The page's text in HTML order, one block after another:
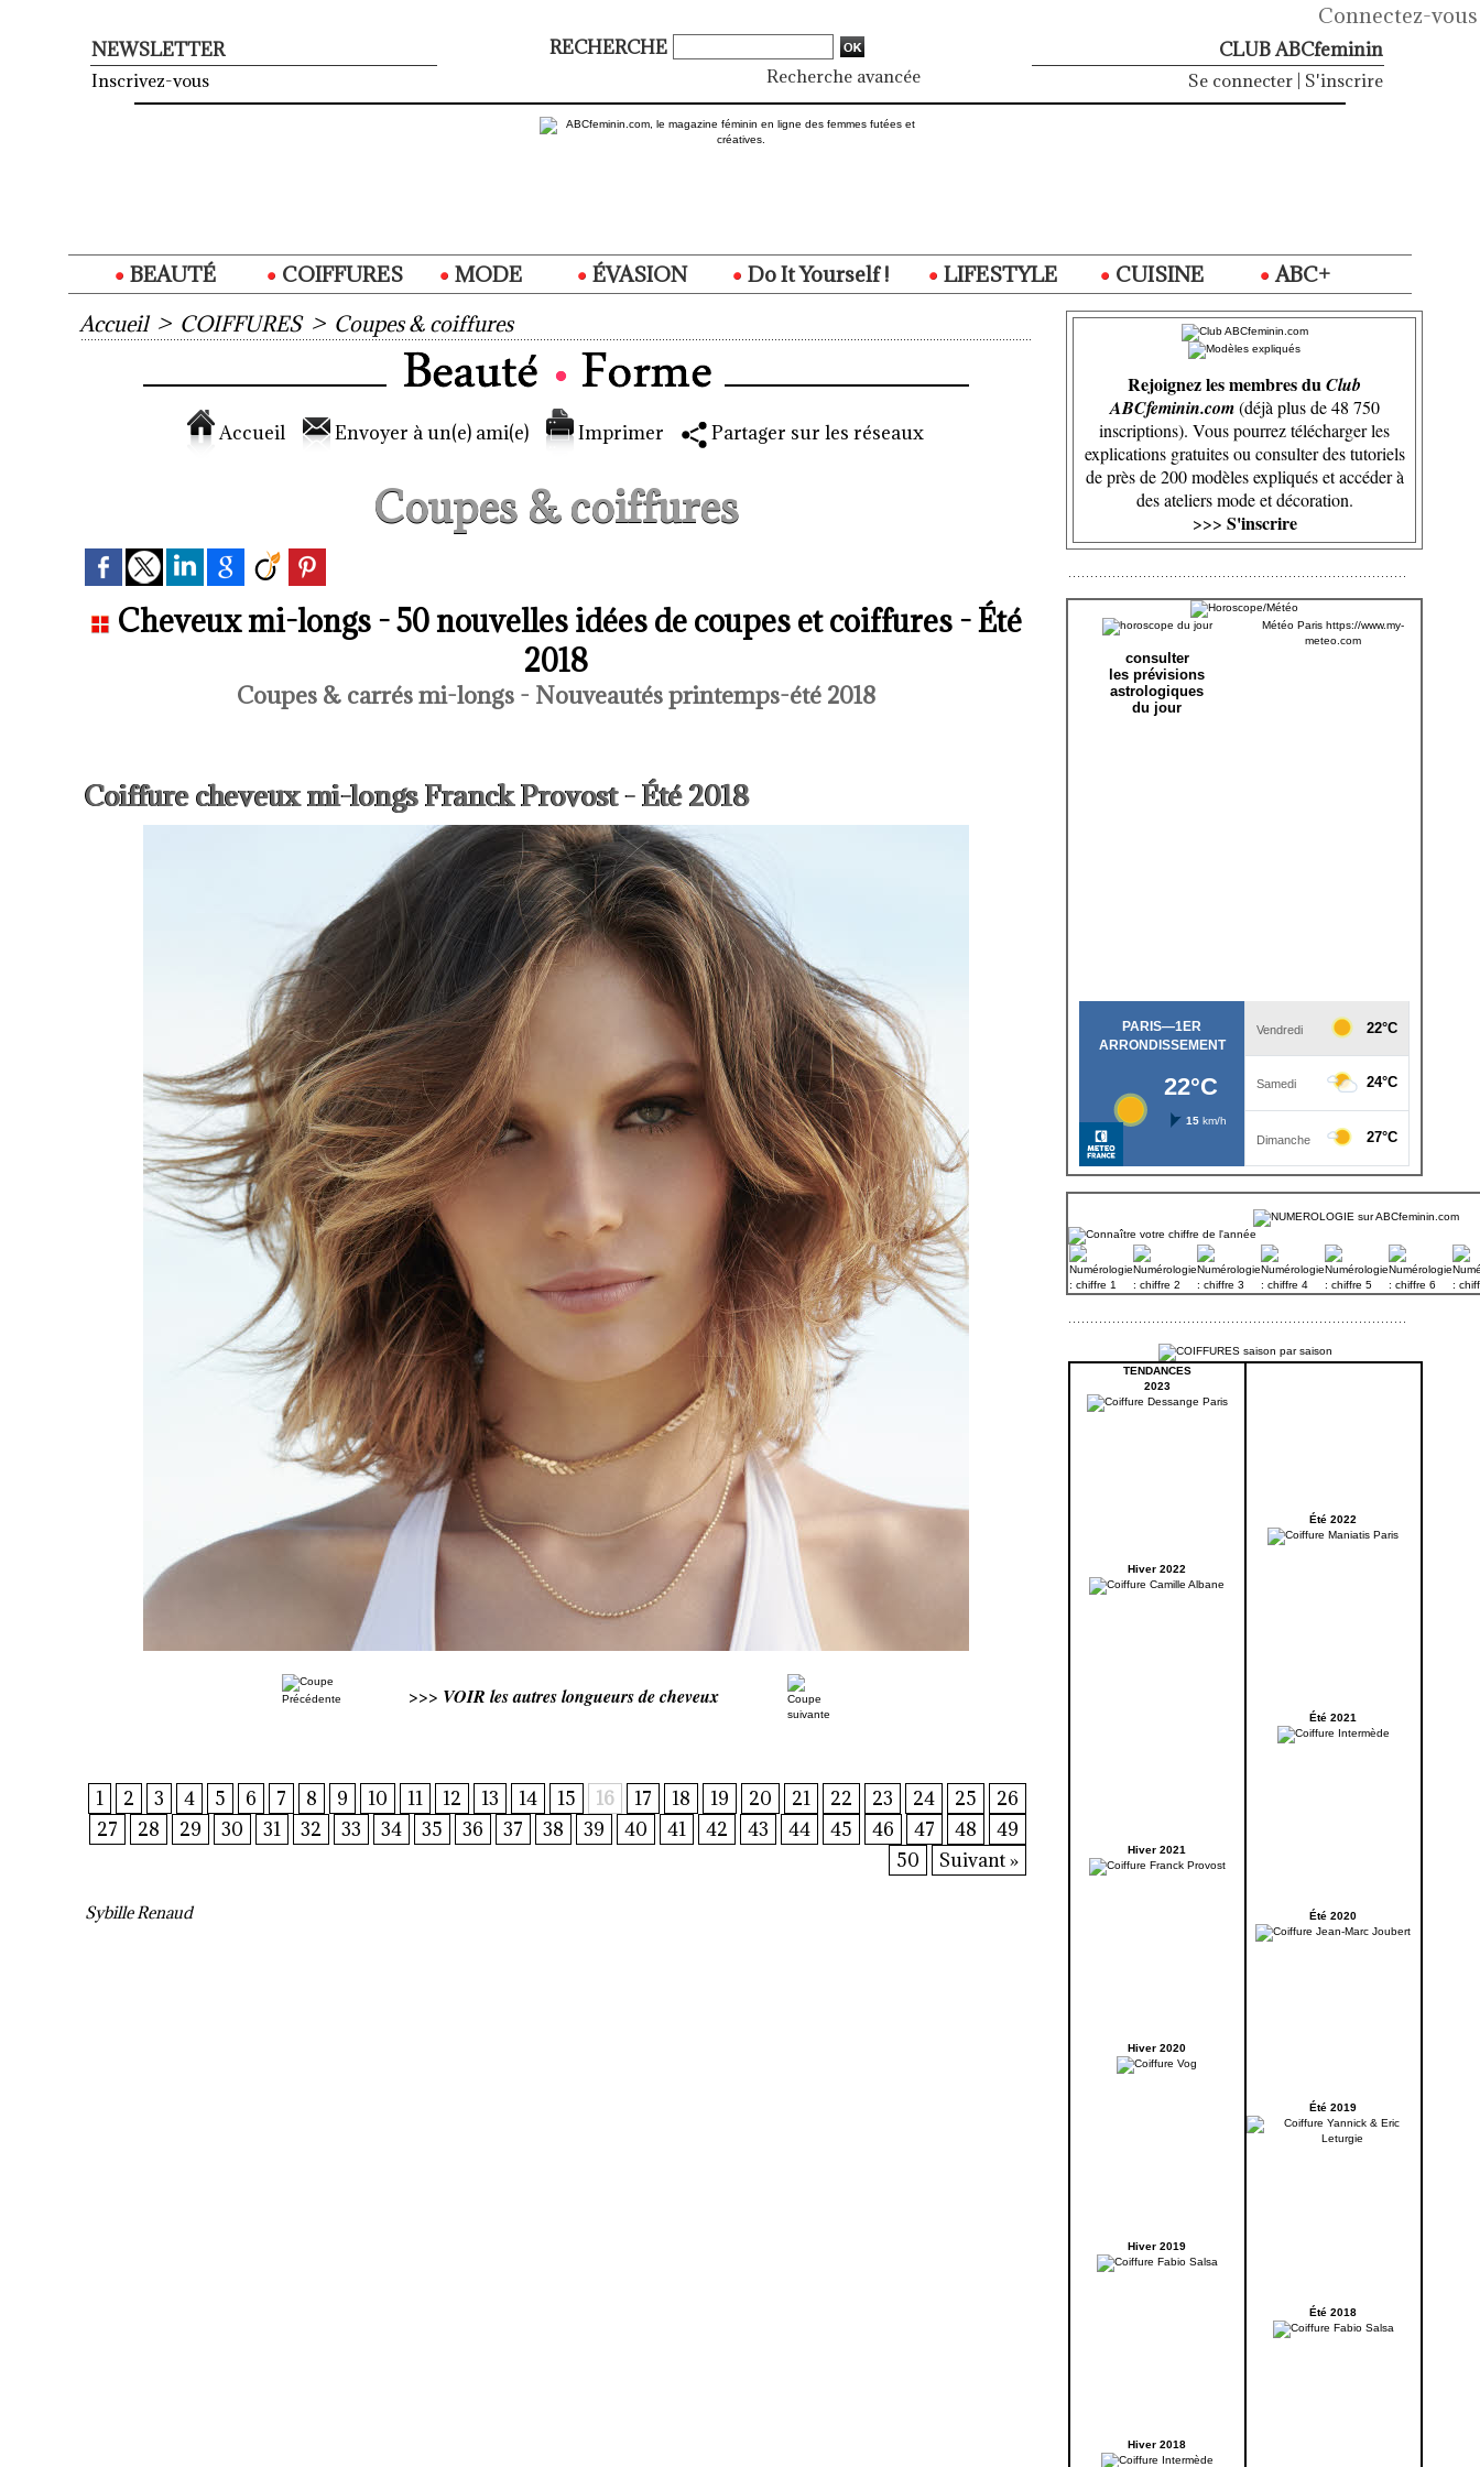
Connectez-vous
NEWSLETTER
Inscrivez-vous
RECHERCHE
Recherche avancée
CLUB ABCfeminin
Se connecter S'inscrire
BEAUTÉ COIFFURES MODE ÉVASION Do It Yourself ! LIFESTYLE CUISINE
ABC+
Accueil > COIFFURES > Coupes & coiffures
Accueil Envoyer à un(e) ami(e) Imprimer Partager sur les réseaux
Coupes & coiffures
Cheveux mi-longs - 50 nouvelles idées de coupes et coiffures - Été
2018
Coupes & carrés mi-longs - Nouveautés printemps-été 2018
Coiffure cheveux mi-longs Franck Provost - Été 2018
>>> VOIR les autres longueurs de cheveux
1 2 3 4 5 6 7 8 9 10 11 12 13 14 15 16 17 18 19 20 21 22 23 24 25
26
27
28 29 30 31 32 33 34 35 36 37 38 39 40 41 42 43 44 45 46 47 48
49
50
Suivant »
Sybille Renaud
Rejoignez les membres duClub
ABCfeminin.com(déjà plus de 48 750
inscriptions). Vous pourrez télécharger les
explications gratuites ou consulter des tutoriels
de près de 200 modèles expliqués et accéder à
des ateliers mode et décoration.
>>> S'inscrire
consulter
les prévisions
astrologiques
du jour
Météo Paris https://www.my-
meteo.com
TENDANCES
2023
Hiver 2022
Hiver 2021
Hiver 2020
Hiver 2019
Hiver 2018
Été 2022
Été 2021
Été 2020
Été 2019
Été 2018